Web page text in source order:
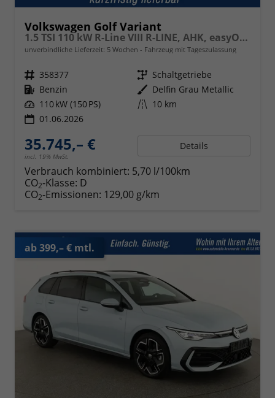
Volkswagen Golf Variant
1.5 TSI 110 kW R-Line VIII R-LINE, AHK, easyOpen, Kamera, LED-Plus, 3-J Garantie
unverbindliche Lieferzeit: 5 Wochen Fahrzeug mit Tageszulassung
Fahrzeugnr. 358377 Getriebe Schaltgetriebe
Kraftstoff Benzin Außenfarbe Delfin Grau Metallic
Leistung 110 kW (150 PS) Kilometerstand 10 km
01.06.2026
35.745,– €
incl. 19% MwSt.
Details
Verbrauch kombiniert: 5,70 l/100km
CO2-Klasse: D
CO2-Emissionen: 129,00 g/km
ab 399,– € mtl.